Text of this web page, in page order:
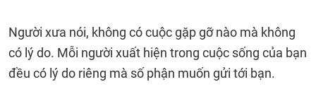
Người xưa nói, không có cuộc gặp gỡ nào mà không
có lý do. Mỗi người xuất hiện trong cuộc sống của bạn
đều có lý do riêng mà số phận muốn gửi tới bạn.